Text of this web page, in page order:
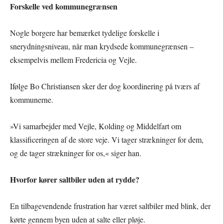
Forskelle ved kommunegrænsen
Nogle borgere har bemærket tydelige forskelle i
snerydningsniveau, når man krydsede kommunegrænsen –
eksempelvis mellem Fredericia og Vejle.
Ifølge Bo Christiansen sker der dog koordinering på tværs af
kommunerne.
»Vi samarbejder med Vejle, Kolding og Middelfart om
klassificeringen af de store veje. Vi tager strækninger for dem,
og de tager strækninger for os,« siger han.
Hvorfor kører saltbiler uden at rydde?
En tilbagevendende frustration har været saltbiler med blink, der
kørte gennem byen uden at salte eller pløje.